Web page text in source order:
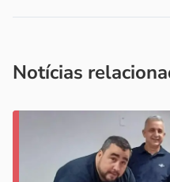
Notícias